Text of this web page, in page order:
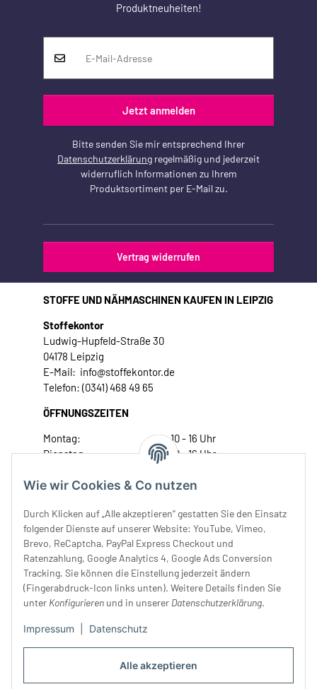
Alle akzeptieren
Wie wir Cookies & Co nutzen
Durch Klicken auf „Alle akzeptieren“ gestatten Sie den Einsatz
folgender Dienste auf unserer Website: YouTube, Vimeo,
Brevo, ReCaptcha, PayPal Express Checkout und
Ratenzahlung, Google Analytics 4, Google Ads Conversion
Tracking. Sie können die Einstellung jederzeit ändern
(Fingerabdruck-Icon links unten). Weitere Details finden Sie
unter Konfigurieren und in unserer Datenschutzerklärung.
Impressum Datenschutz
Produktneuheiten!
Jetzt anmelden
Bitte senden Sie mir entsprechend Ihrer
Datenschutzerklärung regelmäßig und jederzeit
widerruflich Informationen zu Ihrem
Produktsortiment per E-Mail zu.
Vertrag widerrufen
STOFFE UND NÄHMASCHINEN KAUFEN IN LEIPZIG
Stoffekontor
Ludwig-Hupfeld-Straße 30
04178 Leipzig
E-Mail: info@stoffekontor.de
Telefon: (0341) 468 49 65
ÖFFNUNGSZEITEN
Montag:
10 - 16 Uhr
Dienstag:
10 - 16 Uhr
Donnerstag:
10 - 18 Uhr
Samstag:
10 - 14 Uhr
Unser Service
Rechtliches